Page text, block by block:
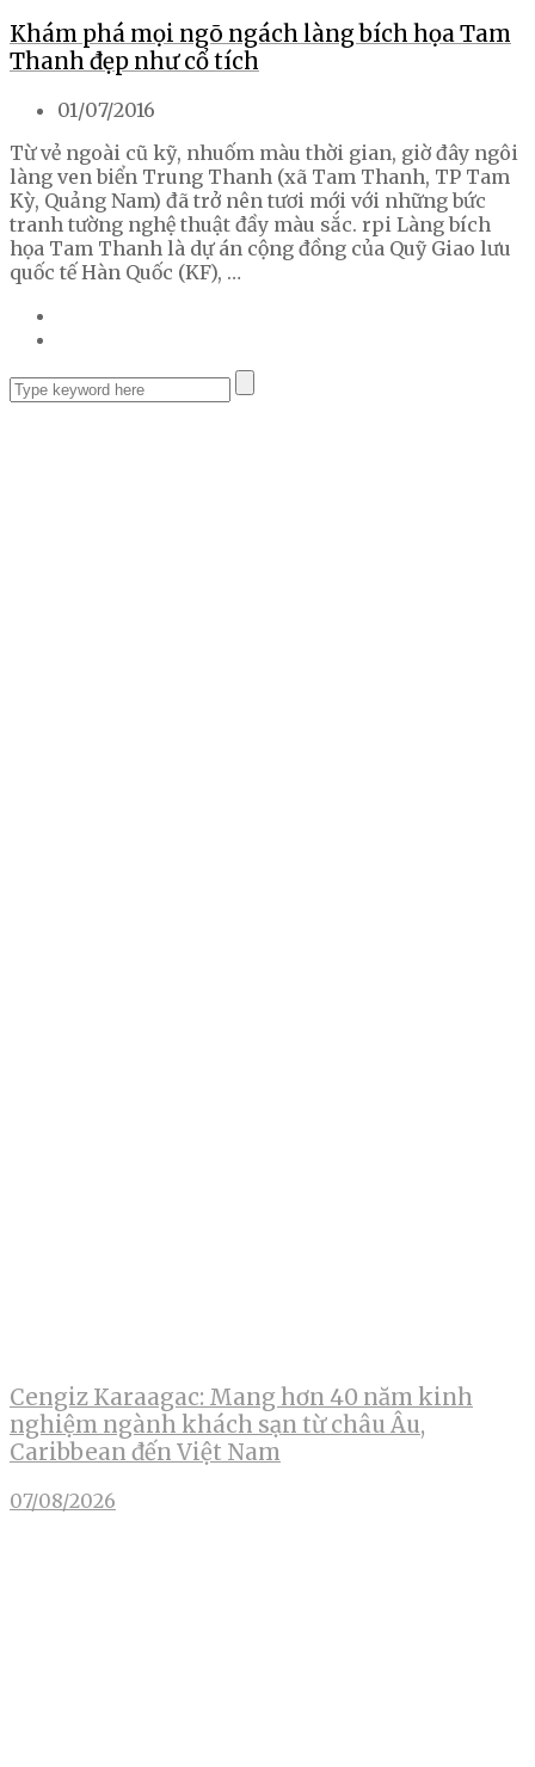
Khám phá mọi ngõ ngách làng bích họa Tam
Thanh đẹp như cổ tích
01/07/2016
Từ vẻ ngoài cũ kỹ, nhuốm màu thời gian, giờ đây ngôi
làng ven biển Trung Thanh (xã Tam Thanh, TP Tam
Kỳ, Quảng Nam) đã trở nên tươi mới với những bức
tranh tường nghệ thuật đầy màu sắc. rpi Làng bích
họa Tam Thanh là dự án cộng đồng của Quỹ Giao lưu
quốc tế Hàn Quốc (KF), …
Cengiz Karaagac: Mang hơn 40 năm kinh
nghiệm ngành khách sạn từ châu Âu,
Caribbean đến Việt Nam
07/08/2026